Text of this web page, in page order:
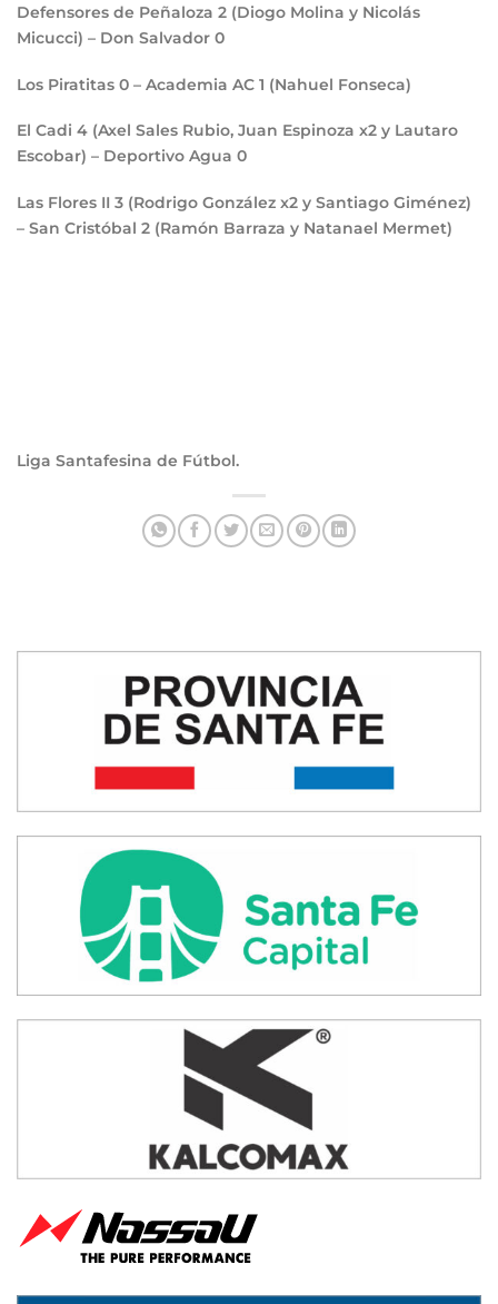
Defensores de Peñaloza 2 (Diogo Molina y Nicolás
Micucci) – Don Salvador 0
Los Piratitas 0 – Academia AC 1 (Nahuel Fonseca)
El Cadi 4 (Axel Sales Rubio, Juan Espinoza x2 y Lautaro
Escobar) – Deportivo Agua 0
Las Flores II 3 (Rodrigo González x2 y Santiago Giménez)
– San Cristóbal 2 (Ramón Barraza y Natanael Mermet)
Liga Santafesina de Fútbol.